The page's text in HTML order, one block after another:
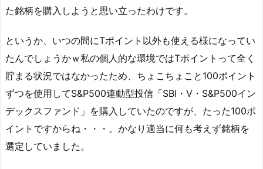
た銘柄を購入しようと思い立ったわけです。
というか、いつの間にTポイント以外も使える様になってい
たんでしょうかｗ私の個人的な環境ではTポイントって全く
貯まる状況ではなかったため、ちょこちょこと100ポイント
ずつを使用してS&P500連動型投信「SBI・V・S&P500イン
デックスファンド」を購入していたのですが、たった100ポ
イントですからね・・・。かなり適当に何も考えず銘柄を
選定していました。